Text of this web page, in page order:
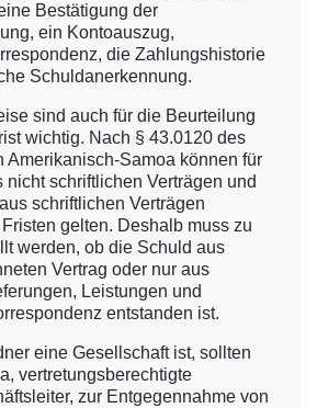
Bestätigung der
ein Kontoauszug,
die Zahlungshistorie
Schuldanerkennung.
sind auch für die Beurteilung
wichtig. Nach § 43.0120 des
Amerikanisch-Samoa können für
nicht schriftlichen Verträgen und
schriftlichen Verträgen
gelten. Deshalb muss zu
werden, ob die Schuld aus
Vertrag oder nur aus
Leistungen und
entstanden ist.
eine Gesellschaft ist, sollten
vertretungsberechtigte
zur Entgegennahme von